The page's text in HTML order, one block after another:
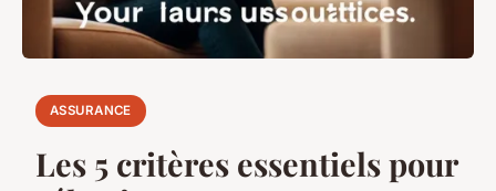
ASSURANCE
Les 5 critères essentiels pour